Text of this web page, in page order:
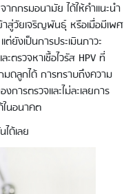
กรมอนามัย ได้ให้คำแนะนำ
าสู่วัยเจริญพันธุ์ หรือเมื่อมีเพศ
ยังเป็นการประเมินภาวะ
รวจหาเชื้อไวรัส HPV ที่
มดลูกได้ การทราบถึงความ
ารตรวจและไม่ละเลยการ
นอนาคต
ด้เลย